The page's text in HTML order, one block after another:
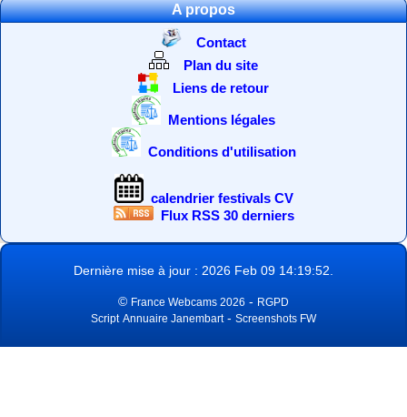
A propos
Contact
Plan du site
Liens de retour
Mentions légales
Conditions d'utilisation
calendrier festivals CV
Flux RSS 30 derniers
Dernière mise à jour : 2026 Feb 09 14:19:52.
© France Webcams 2026 - RGPD
Script Annuaire Janembart- Screenshots FW